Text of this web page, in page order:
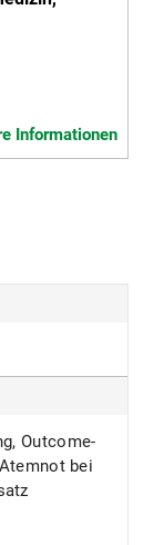
Informationen
Outcome-
bei